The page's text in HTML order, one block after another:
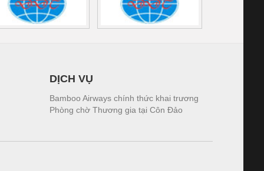
DỊCH VỤ
Bamboo Airways chính thức khai trương
Phòng chờ Thương gia tại Côn Đảo